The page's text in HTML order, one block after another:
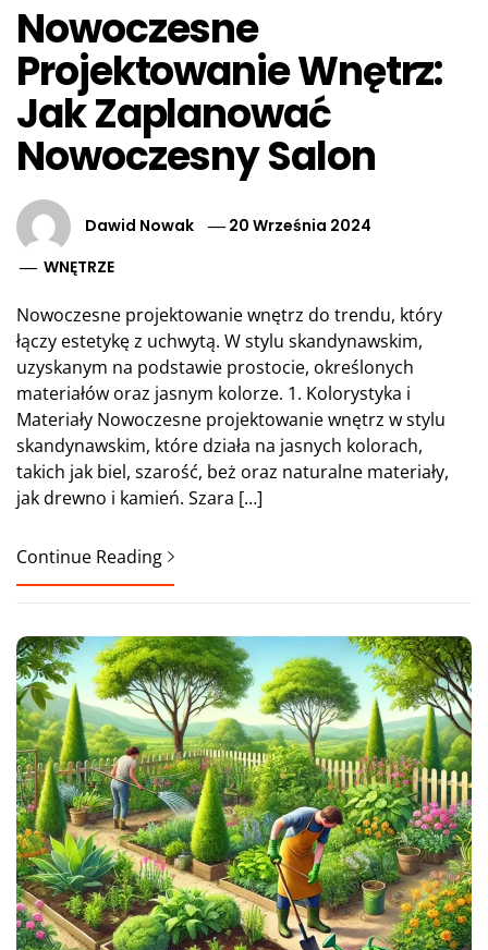
Nowoczesne
Projektowanie Wnętrz:
Jak Zaplanować
Nowoczesny Salon
Dawid Nowak
20 Września 2024
WNĘTRZE
Nowoczesne projektowanie wnętrz do trendu, który
łączy estetykę z uchwytą. W stylu skandynawskim,
uzyskanym na podstawie prostocie, określonych
materiałów oraz jasnym kolorze. 1. Kolorystyka i
Materiały Nowoczesne projektowanie wnętrz w stylu
skandynawskim, które działa na jasnych kolorach,
takich jak biel, szarość, beż oraz naturalne materiały,
jak drewno i kamień. Szara […]
Continue Reading